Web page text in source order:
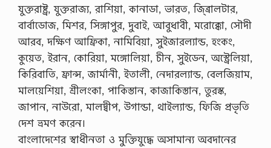
যুক্তরাষ্ট্র, যুক্তরাজ্য, রাশিয়া, কানাডা, ভারত, জি্ব্রালটার,
বার্বাডোজ, মিশর, সিঙ্গাপুর, দুবাই, আবুধাবী, মরোক্কো, সৌদী
আরব, দক্ষিণ আফ্রিকা, নামিবিয়া, সুইজারল্যান্ড, হংকং,
কুয়েত, ইরান, কোরিয়া, মঙ্গোলিয়া, চীন, সুইডেন, অস্ট্রেলিয়া,
কিরিবাতি, ফ্রান্স, জার্মানী, ইতালী, নেদারল্যান্ড, বেলজিয়াম,
মালয়েশিয়া, শ্রীলংকা, পাকিস্তান, কাজাকিস্তান, তুরস্ক,
জাপান, নাউরো, মালদ্বীপ, উগান্ডা, থাইল্যান্ড, ফিজি প্রভৃতি
দেশ ভ্রমণ করেন।
বাংলাদেশের স্বাধীনতা ও মুক্তিযুদ্ধে অসামান্য অবদানের